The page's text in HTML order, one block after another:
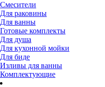
Смесители
Для раковины
Для ванны
Готовые комплекты
Для душа
Для кухонной мойки
Для биде
Изливы для ванны
Комплектующие